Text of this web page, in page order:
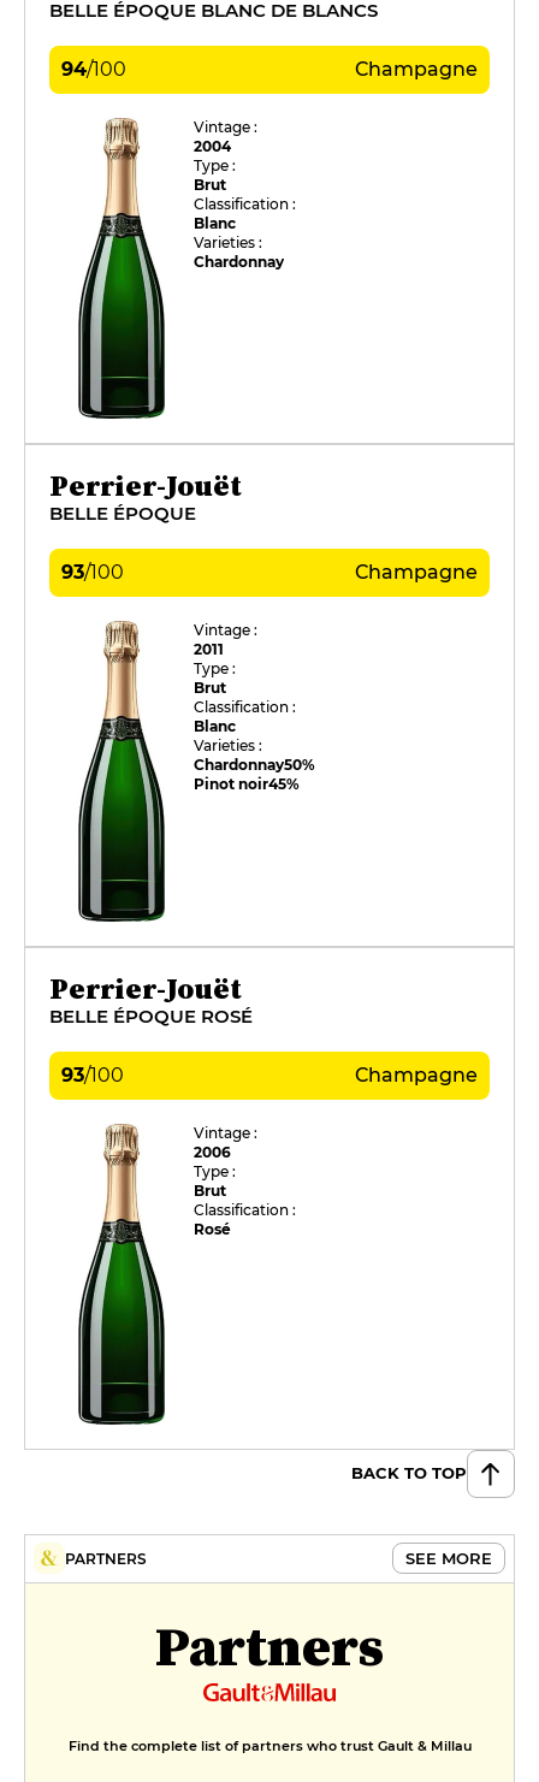
BELLE ÉPOQUE BLANC DE BLANCS
94/100 Champagne
Vintage :
2004
Type :
Brut
Classification :
Blanc
Varieties :
Chardonnay
Perrier-Jouët
BELLE ÉPOQUE
93/100 Champagne
Vintage :
2011
Type :
Brut
Classification :
Blanc
Varieties :
Chardonnay50%
Pinot noir45%
Perrier-Jouët
BELLE ÉPOQUE ROSÉ
93/100 Champagne
Vintage :
2006
Type :
Brut
Classification :
Rosé
BACK TO TOP
PARTNERS SEE MORE
Partners
Find the complete list of partners who trust Gault & Millau